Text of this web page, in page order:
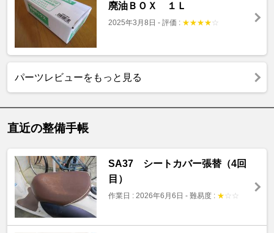
廃油ＢＯＸ １Ｌ
2025年3月8日 - 評価 : ★★★★ ☆
パーツレビューをもっと見る
直近の整備手帳
SA37 シートカバー張替（4回
目）
作業日 : 2026年6月6日 - 難易度 : ★ ☆ ☆